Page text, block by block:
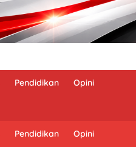
Pendidikan Opini
Pendidikan Opini